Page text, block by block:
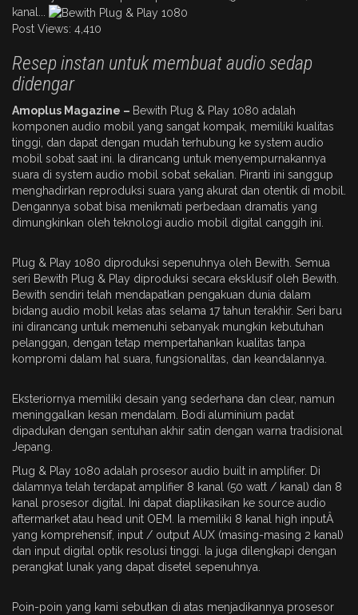
kanal...
Post Views: 4,410
Resep instan untuk membuat audio sedap
didengar
Amoplus Magazine – Bewith Plug & Play 1080 adalah
komponen audio mobil yang sangat kompak, memiliki kualitas
tinggi, dan dapat dengan mudah terhubung ke system audio
mobil sobat saat ini. Ia dirancang untuk menyempurnakannya
suara di system audio mobil sobat sekalian. Piranti ini sanggup
menghadirkan reproduksi suara yang akurat dan otentik di mobil.
Dengannya sobat bisa menikmati perbedaan dramatis yang
dimungkinkan oleh teknologi audio mobil digital canggih ini.
Plug & Play 1080 diproduksi sepenuhnya oleh Bewith. Semua
seri Bewith Plug & Play diproduksi secara eksklusif oleh Bewith.
Bewith sendiri telah mendapatkan pengakuan dunia dalam
bidang audio mobil kelas atas selama 17 tahun terakhir. Seri baru
ini dirancang untuk memenuhi sebanyak mungkin kebutuhan
pelanggan, dengan tetap mempertahankan kualitas tanpa
kompromi dalam hal suara, fungsionalitas, dan keandalannya.
Eksteriornya memiliki desain yang sederhana dan clear, namun
meninggalkan kesan mendalam. Bodi aluminium padat
dipadukan dengan sentuhan akhir satin dengan warna tradisional
Jepang.
Plug & Play 1080 adalah prosesor audio built in amplifier. Di
dalamnya telah terdapat amplifier 8 kanal (50 watt / kanal) dan 8
kanal prosesor digital. Ini dapat diaplikasikan ke source audio
aftermarket atau head unit OEM. Ia memiliki 8 kanal high inputÂ
yang komprehensif, input / output AUX (masing-masing 2 kanal)
dan input digital optik resolusi tinggi. Ia juga dilengkapi dengan
perangkat lunak yang dapat disetel sepenuhnya.
Poin-poin yang kami sebutkan di atas menjadikannya prosesor